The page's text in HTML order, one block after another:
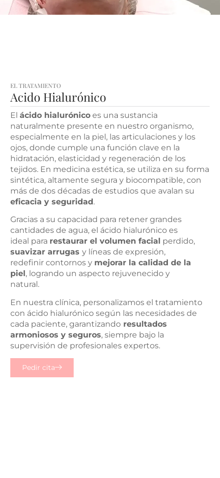
EL TRATAMIENTO
Acido Hialurónico
El ácido hialurónico es una sustancia
naturalmente presente en nuestro organismo,
especialmente en la piel, las articulaciones y los
ojos, donde cumple una función clave en la
hidratación, elasticidad y regeneración de los
tejidos. En medicina estética, se utiliza en su forma
sintética, altamente segura y biocompatible, con
más de dos décadas de estudios que avalan su
eficacia y seguridad.
Gracias a su capacidad para retener grandes
cantidades de agua, el ácido hialurónico es
ideal para restaurar el volumen facial perdido,
suavizar arrugas y líneas de expresión,
redefinir contornos y mejorar la calidad de la
piel , logrando un aspecto rejuvenecido y
natural.
En nuestra clínica, personalizamos el tratamiento
con ácido hialurónico según las necesidades de
cada paciente, garantizando resultados
armoniosos y seguros, siempre bajo la
supervisión de profesionales expertos.
Pedir cita